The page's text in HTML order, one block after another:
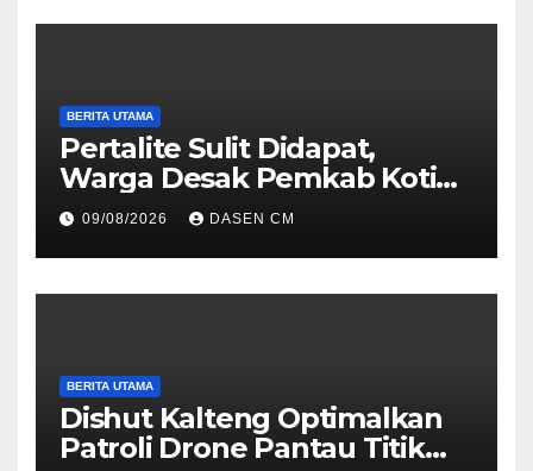
BERITA UTAMA
Pertalite Sulit Didapat,
Warga Desak Pemkab Kotim
Segera Cari Solusi, Jangan
Hanya Jadi Penonton
09/08/2026 DASEN CM
BERITA UTAMA
Dishut Kalteng Optimalkan
Patroli Drone Pantau Titik